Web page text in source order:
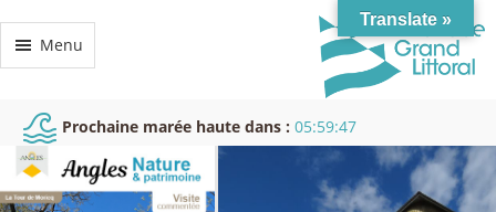
Menu
Prochaine marée haute dans : 05:59:46
Translate »